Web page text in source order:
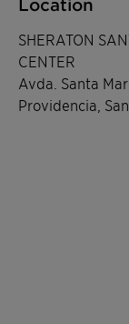
Location
SHERATON
CENTER
Avda. Santa
Providencia,